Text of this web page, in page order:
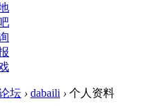
坛 › dabaili › 个人资料